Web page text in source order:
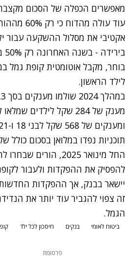
מאפשרים הכפלה של הסכום
עוד עולה
אקטיבי את מסלול ההשקעה עבור
בוחר, מקבל אוטומטית קופת גמל
לילד הראשון.
תוכניות נפדו במלואן בסכום כולל של 838.6 מיליון
החל מינואר 2025, הורים
להפסיק את ההפקדות ולעבור
יישאר בבנק, אך ההפקדות החדשות
זה צפוי להגביר עוד יותר את
הגמל.
ביטוח לאומי בנקים חיסכון לכל ילד
פרסומת